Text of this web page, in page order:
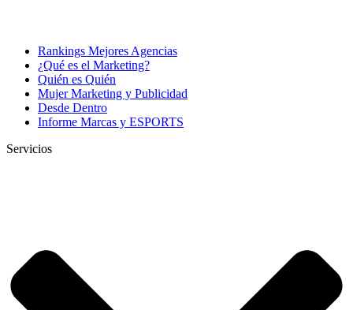
Rankings Mejores Agencias
¿Qué es el Marketing?
Quién es Quién
Mujer Marketing y Publicidad
Desde Dentro
Informe Marcas y ESPORTS
Servicios